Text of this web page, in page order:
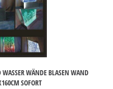
WÄNDE BLASEN WAND
SOFORT